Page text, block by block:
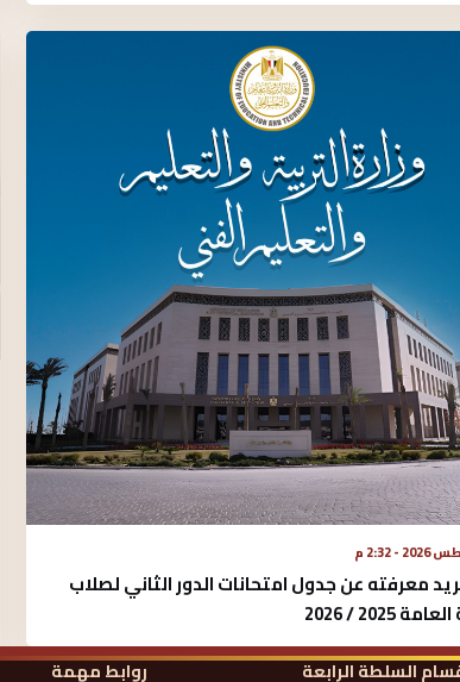
معرفته عن جدول امتحانات الدور الثاني لصلاب
2025 / 2026
السلطة الرابعة روابط مهمة